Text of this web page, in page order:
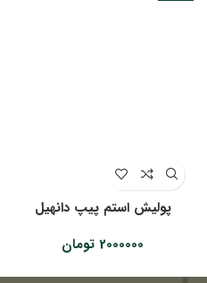
پولیش استم پیپ دانهیل
2000000 تومان